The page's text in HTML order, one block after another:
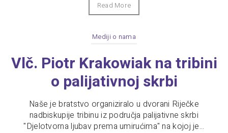
Read More
Mediji o nama
Vlč. Piotr Krakowiak na tribini
o palijativnoj skrbi
Naše je bratstvo organiziralo u dvorani Riječke
nadbiskupije tribinu iz područja palijativne skrbi
"Djelotvorna ljubav prema umirućima" na kojoj je...